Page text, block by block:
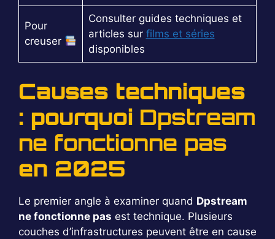
Pour
creuser
Consulter guides techniques et
articles sur films et séries
disponibles
Causes techniques
: pourquoi Dpstream
ne fonctionne pas
en 2025
Le premier angle à examiner quand Dpstream
ne fonctionne pas est technique. Plusieurs
couches d’infrastructures peuvent être en cause